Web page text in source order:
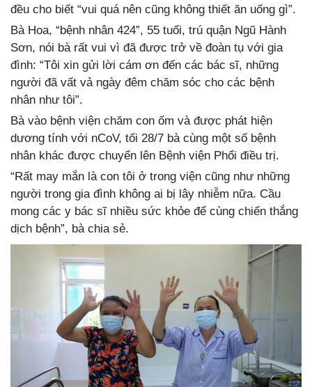
đều cho biết “vui quá nên cũng không thiết ăn uống gì”.
Bà Hoa, “bệnh nhân 424”, 55 tuổi, trú quận Ngũ Hành
Sơn, nói bà rất vui vì đã được trở về đoàn tụ với gia
đình: “Tôi xin gửi lời cám ơn đến các bác sĩ, những
người đã vất vả ngày đêm chăm sóc cho các bệnh
nhân như tôi”.
Bà vào bệnh viện chăm con ốm và được phát hiện
dương tính với nCoV, tối 28/7 bà cùng một số bệnh
nhân khác được chuyển lên Bệnh viện Phổi điều trị.
“Rất may mắn là con tôi ở trong viện cũng như những
người trong gia đình không ai bị lây nhiễm nữa. Cầu
mong các y bác sĩ nhiều sức khỏe để cùng chiến thắng
dịch bệnh”, bà chia sẻ.